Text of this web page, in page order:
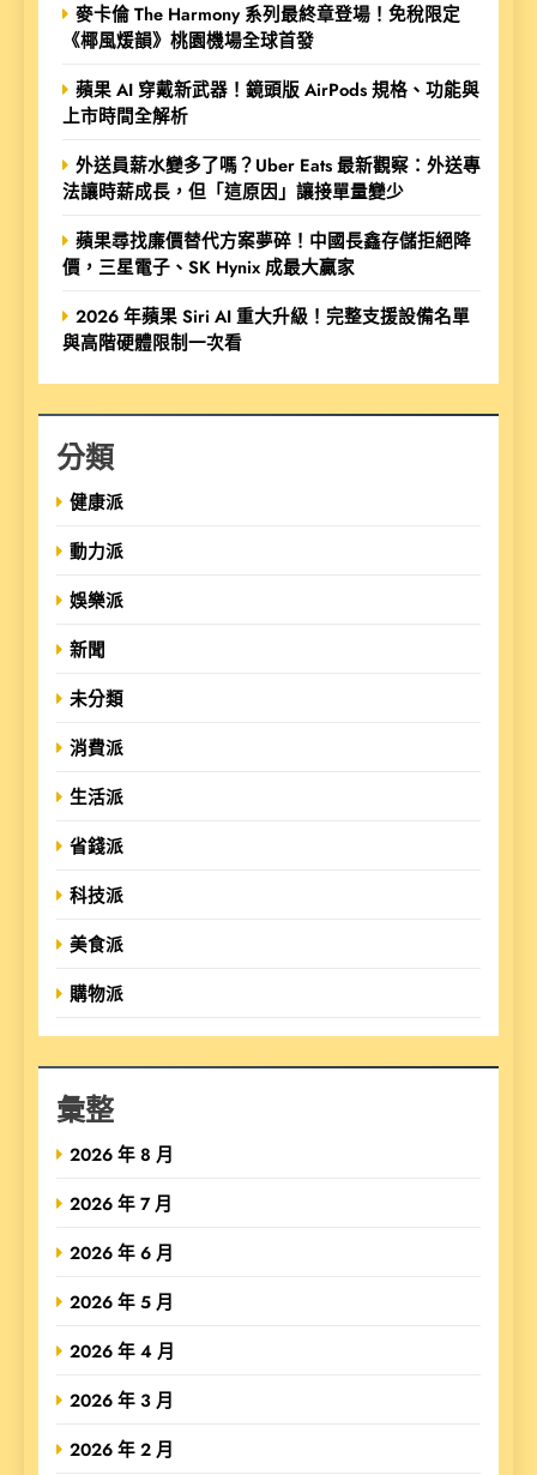
麥卡倫 The Harmony 系列最終章登場！免稅限定
《椰風煖韻》桃園機場全球首發
蘋果 AI 穿戴新武器！鏡頭版 AirPods 規格、功能與
上市時間全解析
外送員薪水變多了嗎？Uber Eats 最新觀察：外送專
法讓時薪成長，但「這原因」讓接單量變少
蘋果尋找廉價替代方案夢碎！中國長鑫存儲拒絕降
價，三星電子、SK Hynix 成最大贏家
2026 年蘋果 Siri AI 重大升級！完整支援設備名單
與高階硬體限制一次看
分類
健康派
動力派
娛樂派
新聞
未分類
消費派
生活派
省錢派
科技派
美食派
購物派
彙整
2026 年 8 月
2026 年 7 月
2026 年 6 月
2026 年 5 月
2026 年 4 月
2026 年 3 月
2026 年 2 月